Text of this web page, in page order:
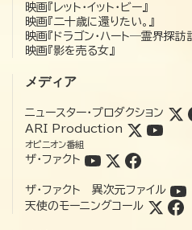
映画『レット・イット・ビー』
映画『二十歳に還りたい。』
映画『ドラゴン・ハート―霊界探訪
映画『影を売る女』
メディア
ニュースター・プロダクション
ARI Production
オピニオン番組
ザ・ファクト
ザ・ファクト 異次元ファイル
天使のモーニングコール